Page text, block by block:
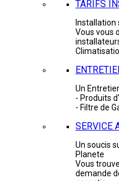
TARIFS
Installation
Vous vous
Un
- Produits
- Filtre de
SERVICE
Un soucis
Planete
Vous
demande